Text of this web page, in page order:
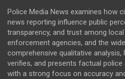
Police Media News examines how
news reporting influence public
transparency, and trust among
enforcement agencies, and the
comprehensive qualitative analysis,
verifies, and presents factual
with a strong focus on accuracy